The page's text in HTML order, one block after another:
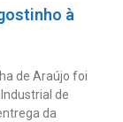
à
de Araújo foi
de
da